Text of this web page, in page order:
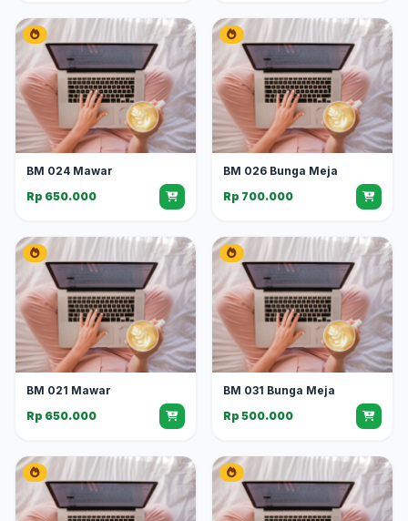
BM 024 Mawar
Rp 650.000
BM 026 Bunga Meja
Rp 700.000
BM 021 Mawar
Rp 650.000
BM 031 Bunga Meja
Rp 500.000